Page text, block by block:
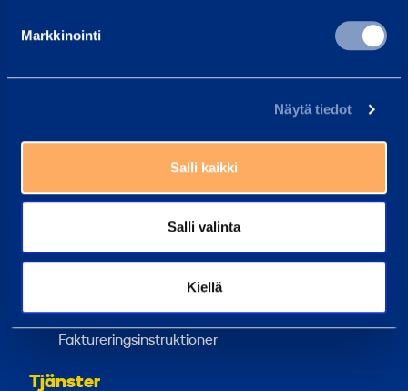
Markkinointi
Näytä tiedot
Salli kaikki
Salli valinta
Kiellä
asiakaspalvelu@ramirent.fi
Våra medarbetare kan alltid hjälpa dig
Ramirent Finland
Om oss
Karriär hos Ramirent
Kundtjänst
Faktureringsinstruktioner
Tjänster